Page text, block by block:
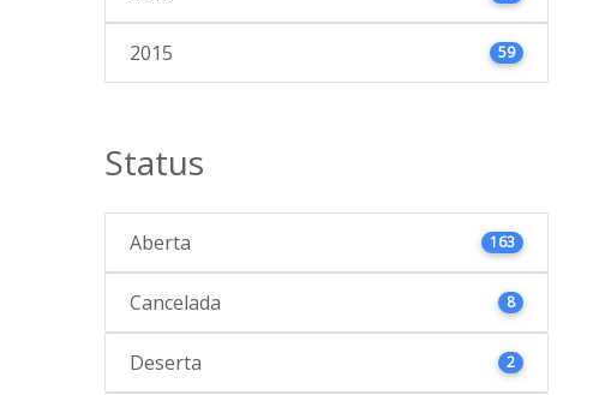
2015 59
Status
Aberta 163
Cancelada 8
Deserta 2